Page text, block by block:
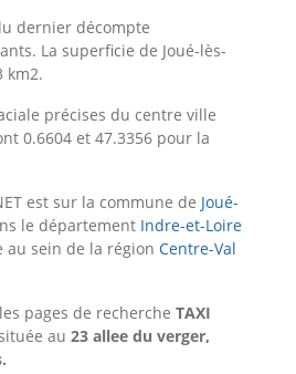
dernier décompte
La superficie de Joué-lès-
km2.
précises du centre ville
0.6604 et 47.3356 pour la
est sur la commune de Joué-
le département Indre-et-Loire
sein de la région Centre-Val
pages de recherche TAXI
au 23 allee du verger,